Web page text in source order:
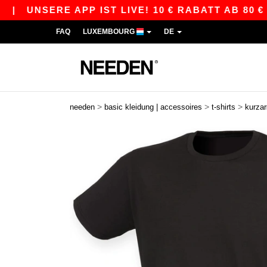
APP IST LIVE! 10 € RABATT AB 80 € MIT
FAQ LUXEMBOURG DE
needen > basic kleidung | accessoires > t-shirts >